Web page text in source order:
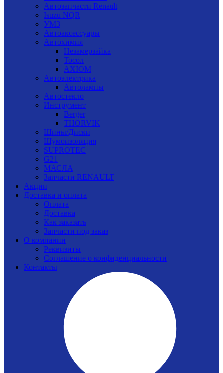
Автозапчасти Renault
Isuzu NQR
УМЗ
Автоаксессуары
Автохимия
Незамерзайка
Тосол
AXIOM
Автоэлектрика
Автолампы
Автостекло
Инструмент
Berger
THORVIK
Шины/Диски
Шумоизоляция
SUPROTEC
G21
МАСЛА
Запчасти RENAULT
Акции
Доставка и оплата
Оплата
Доставка
Как заказать
Запчасти под заказ
О компании
Реквизиты
Соглашение о конфиденциальности
Контакты